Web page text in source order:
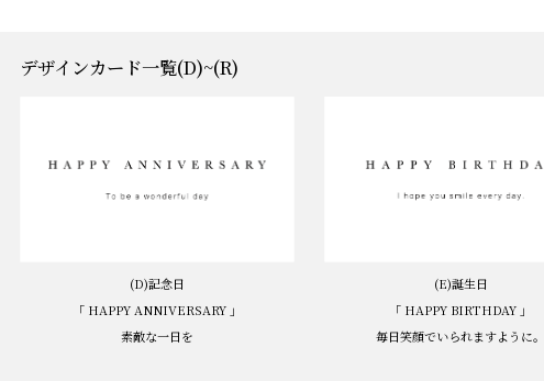
デザインカード一覧(D)~(R)
(D)記念日
「 HAPPY ANNIVERSARY 」
素敵な一日を
(E)誕生日
「 HAPPY BIRTHDAY 」
毎日笑顔でいられますように。